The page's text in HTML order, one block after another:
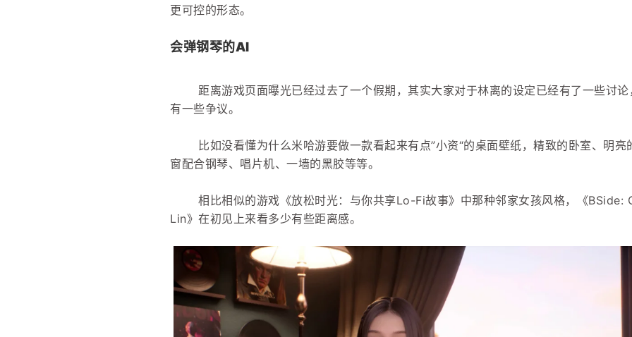
更可控的形态。
会弹钢琴的AI
距离游戏页面曝光已经过去了一个假期，其实大家对于林离的设定已经有了一些讨论
有一些争议。
比如没看懂为什么米哈游要做一款看起来有点”小资“的桌面壁纸，精致的卧室、明亮
窗配合钢琴、唱片机、一墙的黑胶等等。
相比相似的游戏《放松时光：与你共享Lo-Fi故事》中那种邻家女孩风格，《BSide:
Lin》在初见上来看多少有些距离感。